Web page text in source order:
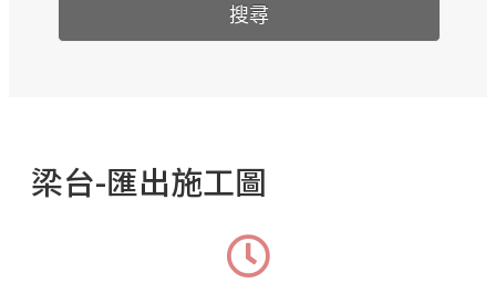
搜尋
梁台-匯出施工圖